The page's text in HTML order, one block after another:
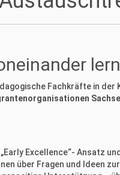
Fachkräfte in
Excellence“- Ansatz
über Fragen und Ideen